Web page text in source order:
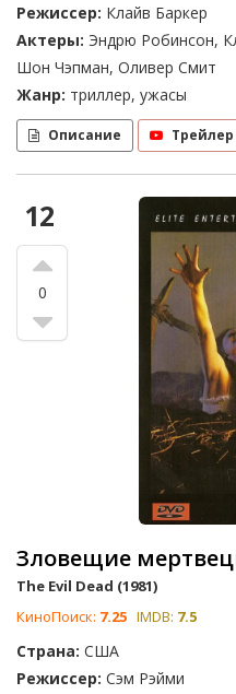
Режиссер: Клайв Баркер
Актеры: Эндрю Робинсон,
Шон Чэпман, Оливер Смит
Жанр: триллер, ужасы
Описание Трейлер
12
0
Зловещие
The Evil Dead (1981)
КиноПоиск: 7.25 IMDB: 7.5
Страна: США
Режиссер: Сэм Рэйми